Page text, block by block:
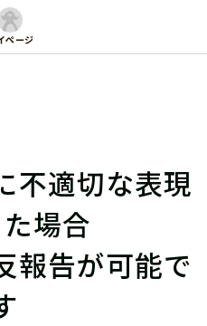
ページ
不適切な表現
場合
報告が可能で